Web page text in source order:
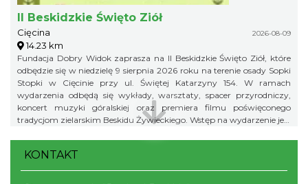
II Beskidzkie Święto Ziół
Cięcina 2026-08-09
14.23 km
Fundacja Dobry Widok zaprasza na II Beskidzkie Święto Ziół, które
odbędzie się w niedzielę 9 sierpnia 2026 roku na terenie osady Sopki
Stopki w Cięcinie przy ul. Świętej Katarzyny 154. W ramach
wydarzenia odbędą się wykłady, warsztaty, spacer przyrodniczy,
koncert muzyki góralskiej oraz premiera filmu poświęconego
tradycjom zielarskim Beskidu Żywieckiego. Wstęp na wydarzenie jest
KONTAKT